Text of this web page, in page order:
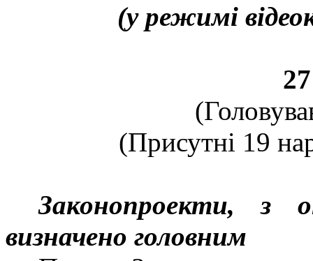
(у режимі
(Присутні 19
Законопроекти, з
визначено головним